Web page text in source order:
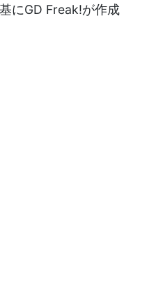
にGD Freak!が作成